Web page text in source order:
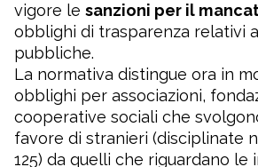
vigore le sanzioni per il
obblighi di trasparenza relativi
pubbliche.
La normativa distingue ora in
obblighi per associazioni,
cooperative sociali che
favore di stranieri (disciplinate
125) da quelli che riguardano le